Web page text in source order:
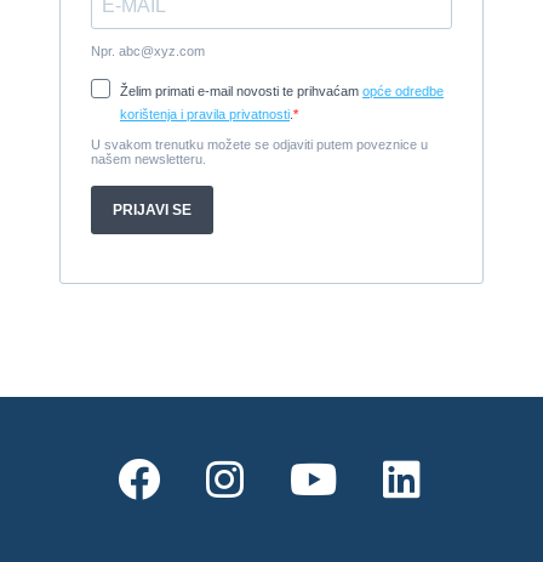
Damor 900 FURIA - EXTRA OPREMA - PRILIKA - SNIŽENA
CIJENA
2008, 8,98 x 3 m, Yanmar 200kW - unutranji, diesel
Cijena:65.000 EUR
Prodajem jedrilicu ELAN 31 S
Cijena:27.000 EUR
1998, 19 x 5 m, Volvo penta 306ks
M/B San snova
2008, 27 x 6.5 m, Volvo penta 350 KS